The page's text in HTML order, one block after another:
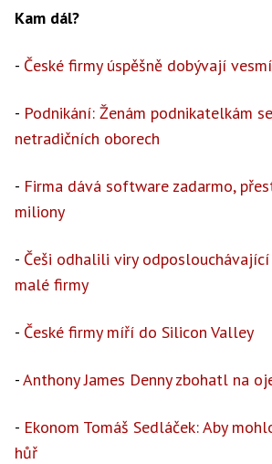
Kam dál?
- České firmy úspěšně dobývají
- Podnikání: Ženám podnikatelkám
netradičních oborech
- Firma dává software zadarmo,
miliony
- Češi odhalili viry
malé firmy
- České firmy míří do Silicon Valley
-Anthony James Denny zbohatl na
- Ekonom Tomáš Sedláček: Aby
hůř